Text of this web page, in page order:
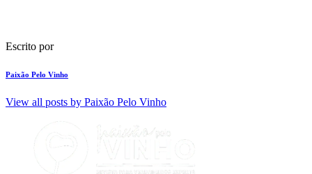
Escrito por
Paixão Pelo Vinho
View all posts by Paixão Pelo Vinho